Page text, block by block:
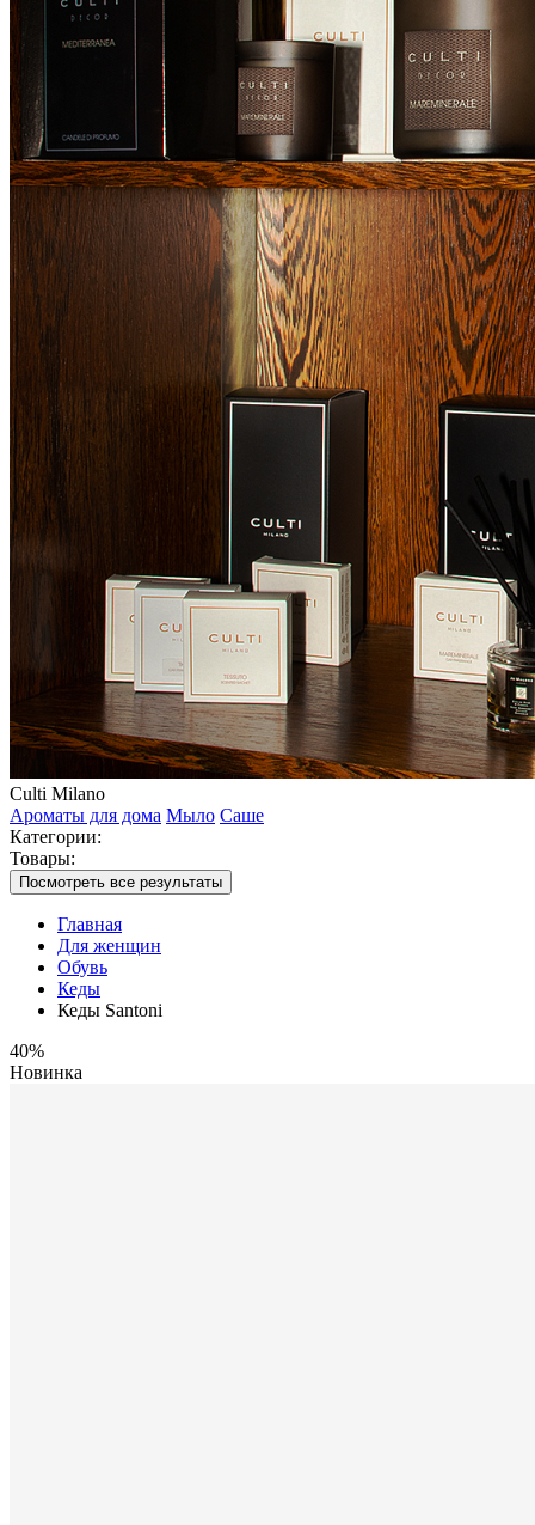
Culti Milano
Ароматы для дома Мыло Саше
Категории:
Товары:
Посмотреть все результаты
Главная
Для женщин
Обувь
Кеды
Кеды Santoni
40%
Новинка